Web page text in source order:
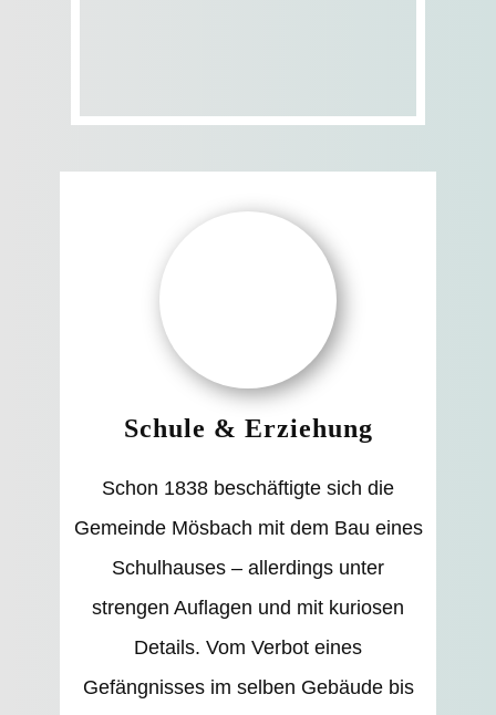
Schule & Erziehung
Schon 1838 beschäftigte sich die
Gemeinde Mösbach mit dem Bau eines
Schulhauses – allerdings unter
strengen Auflagen und mit kuriosen
Details. Vom Verbot eines
Gefängnisses im selben Gebäude bis